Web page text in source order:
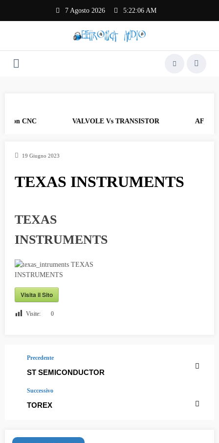
contenuto
7 Agosto 2026 5:22:06 AM
CNC VALVOLE Vs TRANSISTOR AF_17
19 Giugno 2023
TEXAS INSTRUMENTS
TEXAS
INSTRUMENTS
Visita il Sito
Visite: 0
Precedente
ST SEMICONDUCTOR
Successivo
TOREX